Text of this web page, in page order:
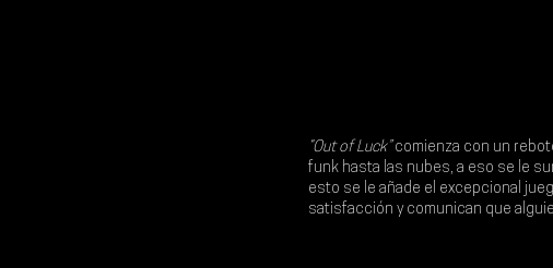
“Out of Luck” comienza con un
funk hasta las nubes, a eso se le
esto se le añade el excepcional
satisfacción y comunican que